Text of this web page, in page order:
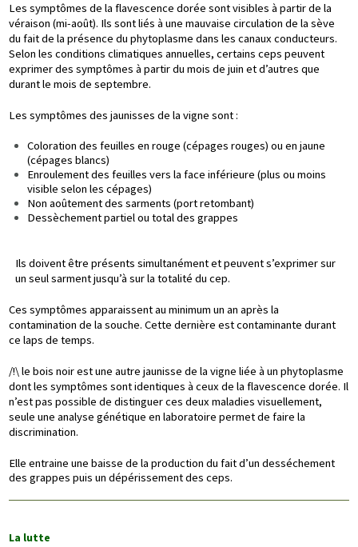
Les symptômes de la flavescence dorée sont visibles à partir de la
véraison (mi-août). Ils sont liés à une mauvaise circulation de la sève
du fait de la présence du phytoplasme dans les canaux conducteurs.
Selon les conditions climatiques annuelles, certains ceps peuvent
exprimer des symptômes à partir du mois de juin et d’autres que
durant le mois de septembre.
Les symptômes des jaunisses de la vigne sont :
Coloration des feuilles en rouge (cépages rouges) ou en jaune
(cépages blancs)
Enroulement des feuilles vers la face inférieure (plus ou moins
visible selon les cépages)
Non aoûtement des sarments (port retombant)
Dessèchement partiel ou total des grappes
Ils doivent être présents simultanément et peuvent s’exprimer sur
un seul sarment jusqu’à sur la totalité du cep.
Ces symptômes apparaissent au minimum un an après la
contamination de la souche. Cette dernière est contaminante durant
ce laps de temps.
/!\ le bois noir est une autre jaunisse de la vigne liée à un phytoplasme
dont les symptômes sont identiques à ceux de la flavescence dorée. Il
n’est pas possible de distinguer ces deux maladies visuellement,
seule une analyse génétique en laboratoire permet de faire la
discrimination.
Elle entraine une baisse de la production du fait d’un desséchement
des grappes puis un dépérissement des ceps.
La lutte